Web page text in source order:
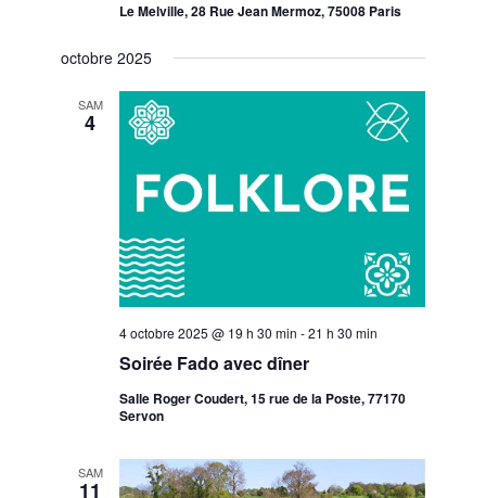
Le Melville, 28 Rue Jean Mermoz, 75008 Paris
octobre 2025
SAM
4
Soirée Fado avec dîner
4 octobre 2025 @ 19 h 30 min -21 h 30 min
Salle Roger Coudert, 15 rue de la Poste, 77170
Servon
SAM
11